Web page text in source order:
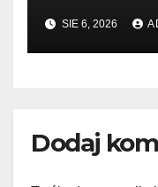
książek
SIE 6, 2026
Dodaj